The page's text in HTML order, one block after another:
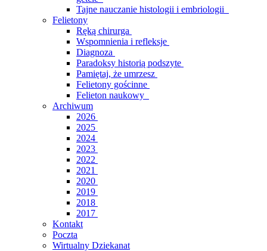
Tajne nauczanie histologii i embriologii
Felietony
Ręką chirurga
Wspomnienia i refleksje
Diagnoza
Paradoksy historią podszyte
Pamiętaj, że umrzesz
Felietony gościnne
Felieton naukowy
Archiwum
2026
2025
2024
2023
2022
2021
2020
2019
2018
2017
Kontakt
Poczta
Wirtualny Dziekanat